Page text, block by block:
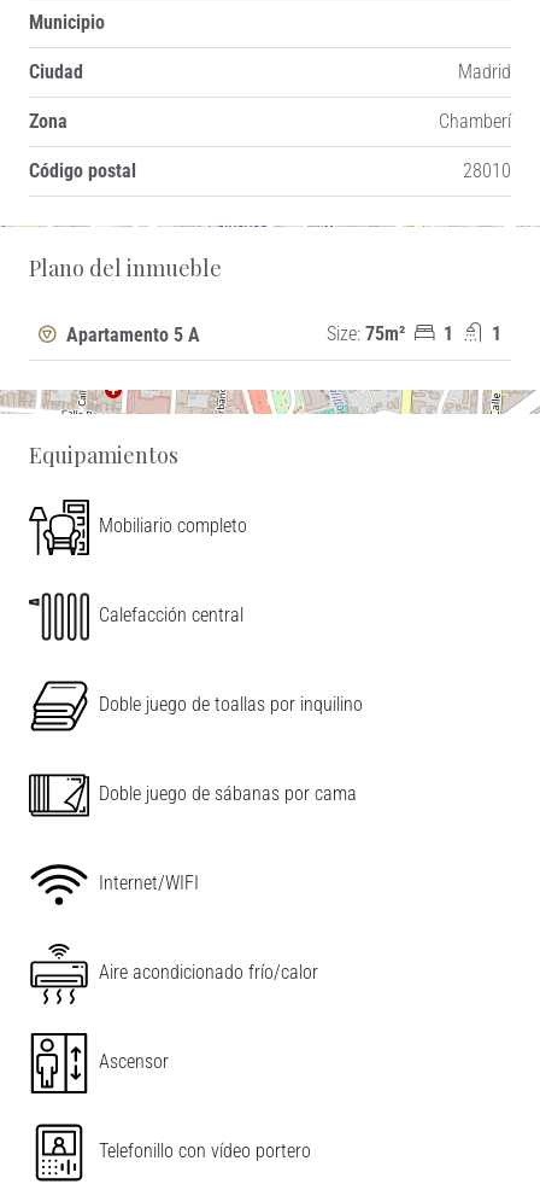
Municipio
Ciudad Madrid
Zona Chamberí
Código postal 28010
+
Plano del inmueble
Apartamento 5 A Size: 75m² 1 1
Equipamientos
Mobiliario completo
Calefacción central
Doble juego de toallas por inquilino
Doble juego de sábanas por cama
Internet/WIFI
Aire acondicionado frío/calor
Ascensor
Telefonillo con vídeo portero